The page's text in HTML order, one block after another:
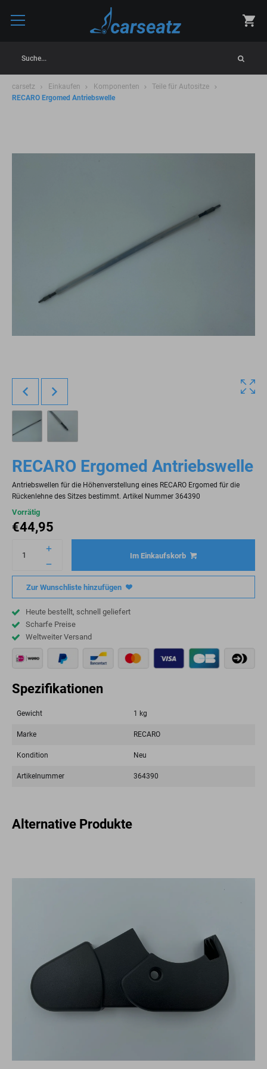
Suche...
carsetz Einkaufen Komponenten
Teile für Autositze
RECARO Ergomed Antriebswelle
RECARO Ergomed Antriebswelle
Antriebswellen für die Höhenverstellung eines RECARO Ergomed für die
Rückenlehne des Sitzes bestimmt. Artikel Nummer 364390
Vorrätig
€44,95
Im Einkaufskorb
Zur Wunschliste hinzufügen
Heute bestellt, schnell geliefert
Scharfe Preise
Weltweiter Versand
Spezifikationen
Gewicht 1 kg
Marke RECARO
Kondition Neu
Artikelnummer 364390
Alternative Produkte